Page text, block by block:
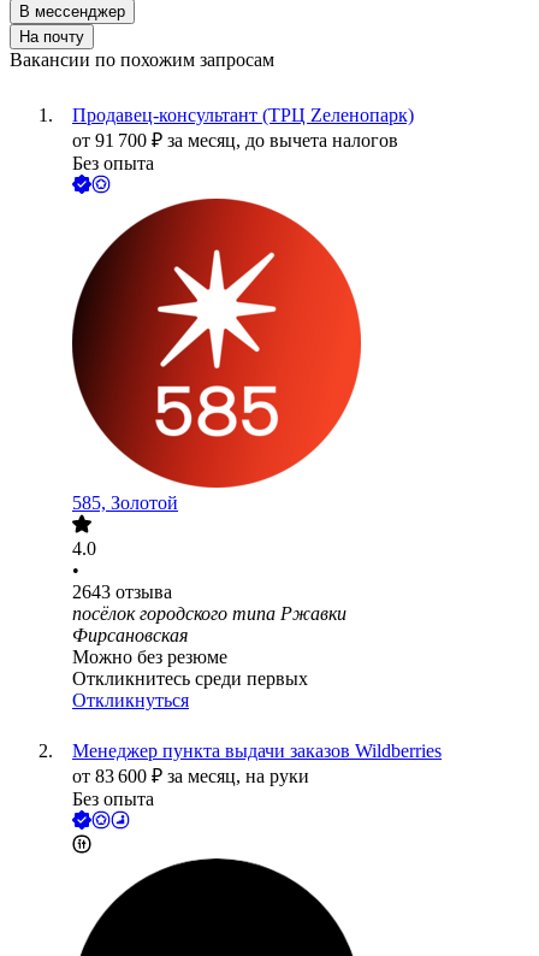
В мессенджер
На почту
Вакансии по похожим запросам
Продавец-консультант (ТРЦ Zеленопарк)
от 91 700 ₽ за месяц, до вычета налогов
Без опыта
585, Золотой
4.0
•
2643 отзыва
посёлок городского типа Ржавки
Фирсановская
Можно без резюме
Откликнитесь среди первых
Откликнуться
Менеджер пункта выдачи заказов Wildberries
от 83 600 ₽ за месяц, на руки
Без опыта